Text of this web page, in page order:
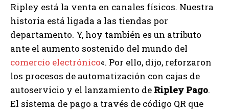
Ripley está la venta en canales físicos. Nuestra
historia está ligada a las tiendas por
departamento. Y, hoy también es un atributo
ante el aumento sostenido del mundo del
comercio electrónico«. Por ello, dijo, reforzaron
los procesos de automatización con cajas de
autoservicio y el lanzamiento de Ripley Pago.
El sistema de pago a través de código QR que